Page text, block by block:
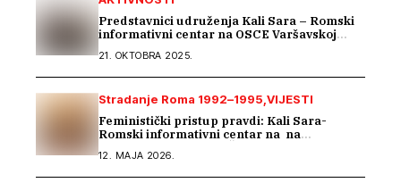
Predstavnici udruženja Kali Sara – Romski
informativni centar na OSCE Varšavskoj
Roma na području Podrinja u periodu 1992–
1995. godine
21. OKTOBRA 2025.
Stradanje Roma 1992–1995 VIJESTI
Feministički pristup pravdi: Kali Sara-
Romski informativni centar na na
12. MAJA 2026.